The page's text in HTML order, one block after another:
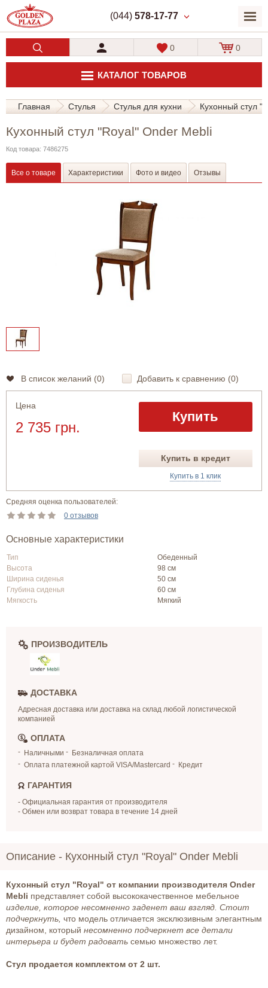
(044) 578-17-77
КАТАЛОГ ТОВАРОВ
0 0
Главная Стулья Стулья для кухни Кухонный стул
Кухонный стул "Royal" Onder Mebli
Код товара: 7486275
Все о товаре Характеристики Фото и видео Отзывы
В список желаний (0) Добавить к сравнению (0)
Цена
2 735 грн.
Купить
Купить в кредит
Купить в 1 клик
Средняя оценка пользователей:
0 отзывов
Основные характеристики
Тип
Обеденный
Высота
98 см
Ширина сиденья
50 см
Глубина сиденья
60 см
Мягкость
Мягкий
ПРОИЗВОДИТЕЛЬ
ДОСТАВКА
Адресная доставка или доставка на склад любой логистической
компанией
ОПЛАТА
Наличными
Безналичная оплата
Оплата платежной картой VISA/Mastercard
Кредит
ГАРАНТИЯ
- Официальная гарантия от производителя
- Обмен или возврат товара в течение 14 дней
Описание - Кухонный стул "Royal" Onder Mebli
Кухонный стул "Royal" от компании производителя Onder
Mebli представляет собой высококачественное мебельное
изделие, которое несомненно заденет ваш взгляд. Стоит
подчеркнуть, что модель отличается эксклюзивным элегантным
дизайном, который несомненно подчеркнет все детали
интерьера и будет радовать семью множество лет.
Стул продается комплектом от 2 шт.